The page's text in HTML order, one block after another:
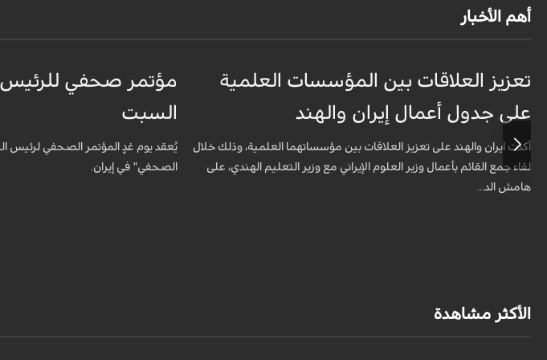
أهم الأخبار
تعزيز العلاقات بين المؤسسات العلمية
على جدول أعمال إيران والهند
أكدت ايران والهند على تعزيز العلاقات بين مؤسساتهما العلمية، وذلك خلال
لقاء جمع القائم بأعمال وزير العلوم الإيراني مع وزير التعليم الهندي، على
هامش الد...
مؤتمر صحفي للرئيس
السبت
يُعقد يوم غدٍ المؤتمر الصحفي لرئيس
الصحفي" في إيران.
الأكثر مشاهدة